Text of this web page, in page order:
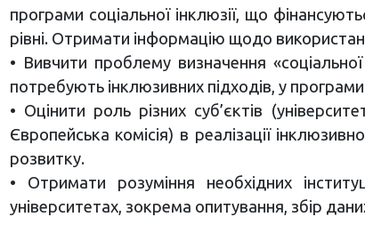
програми соціальної інклюзії, що
рівні. Отримати інформацію щодо
• Вивчити проблему визначення
потребують інклюзивних підходів, у
• Оцінити роль різних суб’єктів
Європейська комісія) в реалізації
розвитку.
• Отримати розуміння необхідних
університетах, зокрема опитування, збір